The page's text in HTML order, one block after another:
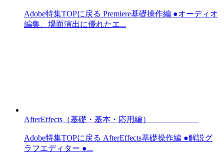
Adobe特集TOPに戻る Premiere基礎操作編 ●オーディオ
編集、場面演出に優れたエ...
AfterEffects（基礎・基本・応用編）
Adobe特集TOPに戻る AfterEffects基礎操作編 ●解説グ
ラフエディター ●...